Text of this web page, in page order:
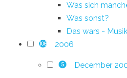
Was sich
Was sonst?
Das wars -
108 2006
5 December